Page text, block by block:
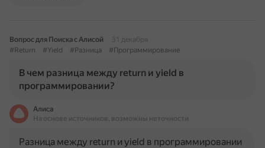
Вопрос для Поиска с Алисой
31 декабря
#Return
#Yield #Разница #Программирование
В чем разница между return и yield в
программировании?
Алиса
На основе источников, возможны неточности
Разница между return и yield в программировании